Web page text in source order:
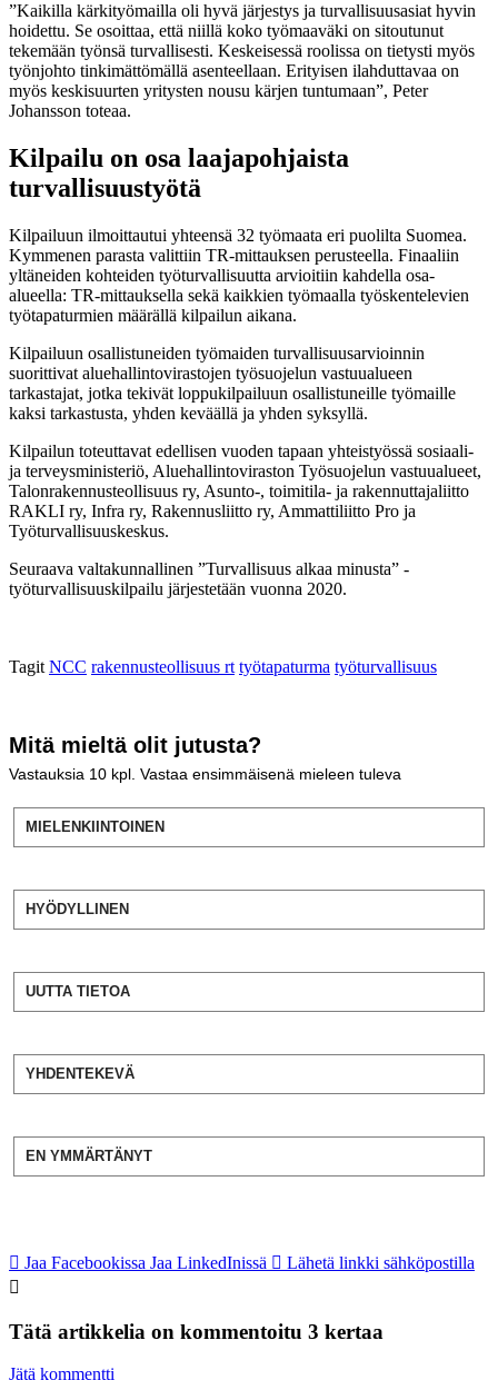
”Kaikilla kärkityömailla oli hyvä järjestys ja turvallisuusasiat hyvin
hoidettu. Se osoittaa, että niillä koko työmaaväki on sitoutunut
tekemään työnsä turvallisesti. Keskeisessä roolissa on tietysti myös
työnjohto tinkimättömällä asenteellaan. Erityisen ilahduttavaa on
myös keskisuurten yritysten nousu kärjen tuntumaan”, Peter
Johansson toteaa.
Kilpailu on osa laajapohjaista
turvallisuustyötä
Kilpailuun ilmoittautui yhteensä 32 työmaata eri puolilta Suomea.
Kymmenen parasta valittiin TR-mittauksen perusteella. Finaaliin
yltäneiden kohteiden työturvallisuutta arvioitiin kahdella osa-
alueella: TR-mittauksella sekä kaikkien työmaalla työskentelevien
työtapaturmien määrällä kilpailun aikana.
Kilpailuun osallistuneiden työmaiden turvallisuusarvioinnin
suorittivat aluehallintovirastojen työsuojelun vastuualueen
tarkastajat, jotka tekivät loppukilpailuun osallistuneille työmaille
kaksi tarkastusta, yhden keväällä ja yhden syksyllä.
Kilpailun toteuttavat edellisen vuoden tapaan yhteistyössä sosiaali-
ja terveysministeriö, Aluehallintoviraston Työsuojelun vastuualueet,
Talonrakennusteollisuus ry, Asunto-, toimitila- ja rakennuttajaliitto
RAKLI ry, Infra ry, Rakennusliitto ry, Ammattiliitto Pro ja
Työturvallisuuskeskus.
Seuraava valtakunnallinen ”Turvallisuus alkaa minusta” -
työturvallisuuskilpailu järjestetään vuonna 2020.
Tagit NCC rakennusteollisuus rt työtapaturma työturvallisuus
Mitä mieltä olit jutusta?
Vastauksia 10 kpl. Vastaa ensimmäisenä mieleen tuleva
MIELENKIINTOINEN
HYÖDYLLINEN
UUTTA TIETOA
YHDENTEKEVÄ
EN YMMÄRTÄNYT
Jaa Facebookissa Jaa LinkedInissä Lähetä linkki sähköpostilla
Tätä artikkelia on kommentoitu 3 kertaa
Jätä kommentti